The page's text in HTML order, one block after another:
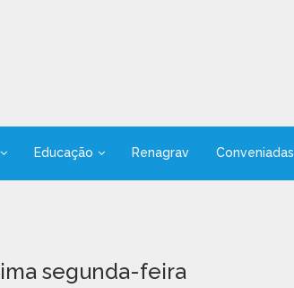
Educação Renagrav Conveniadas
segunda-feira